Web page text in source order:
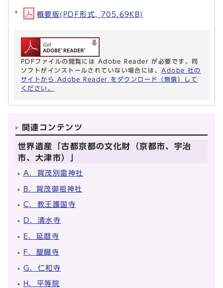
概要版(PDF形式, 705.69KB)
PDFファイルの閲覧には Adobe Reader が必要です。同
ソフトがインストールされていない場合には、 Adobe 社の
サイトから Adobe Reader をダウンロード（無償）して
ください。
関連コンテンツ
世界遺産「古都京都の文化財（京都市、宇治
市、大津市）」
A．賀茂別雷神社
B．賀茂御祖神社
C．教王護国寺
D．清水寺
E．延暦寺
F．醍醐寺
G．仁和寺
H．平等院